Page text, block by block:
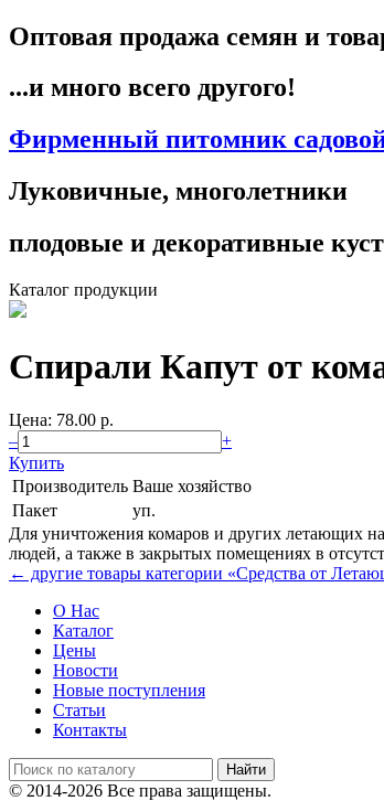
Оптовая продажа семян и
...и много всего другого!
Фирменный питомник
Луковичные, многолетники
плодовые и декоративные
Каталог продукции
Спирали Капут от
Цена: 78.00 p.
–
+
Купить
Производитель Ваше хозяйство
Пакет
уп.
Для уничтожения комаров и других летающих
людей, а также в закрытых помещениях в
← другие товары категории «Средства от
О Нас
Каталог
Цены
Новости
Новые поступления
Статьи
Контакты
© 2014-2026 Все права защищены.